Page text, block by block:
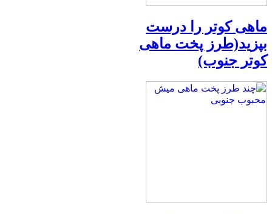
ماهی کوتر را درست
بپزید(طرز پخت ماهی
کوتر جنوب)